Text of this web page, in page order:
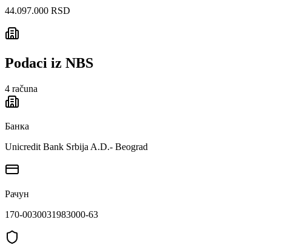
44.097.000 RSD
Podaci iz NBS
4 računa
Банка
Unicredit Bank Srbija A.D.- Beograd
Рачун
170-0030031983000-63